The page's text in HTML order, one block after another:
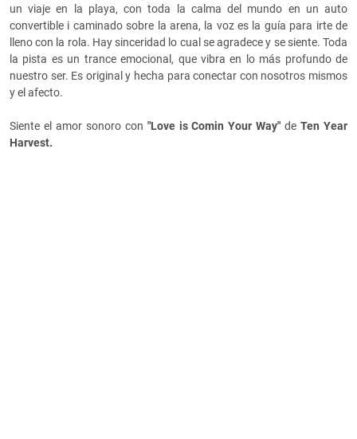
un viaje en la playa, con toda la calma del mundo en un auto
convertible i caminado sobre la arena, la voz es la guía para irte de
lleno con la rola. Hay sinceridad lo cual se agradece y se siente. Toda
la pista es un trance emocional, que vibra en lo más profundo de
nuestro ser. Es original y hecha para conectar con nosotros mismos
y el afecto.
Siente el amor sonoro con "Love is Comin Your Way"deTen Year
Harvest.